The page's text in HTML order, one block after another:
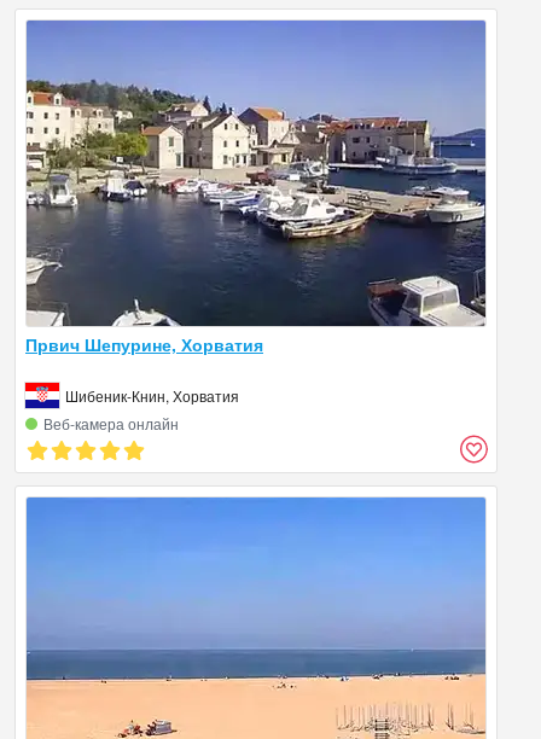
Првич Шепурине, Хорватия
Шибеник-Книн, Хорватия
Веб‑камера онлайн